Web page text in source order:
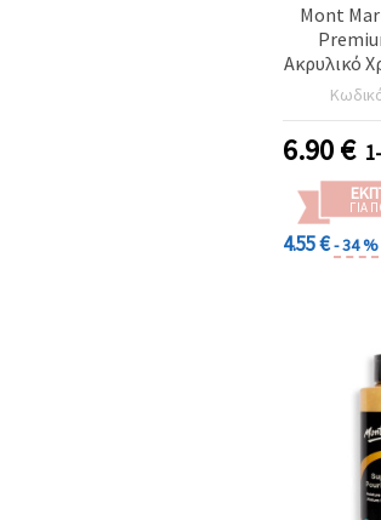
Mont
Ακρυλικό
240 ml /
6.90€
ΓΙΑ
4.55 €- 34 %